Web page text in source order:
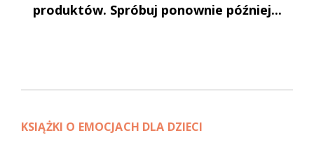
produktów. Spróbuj ponownie później...
KSIĄŻKI O EMOCJACH DLA DZIECI